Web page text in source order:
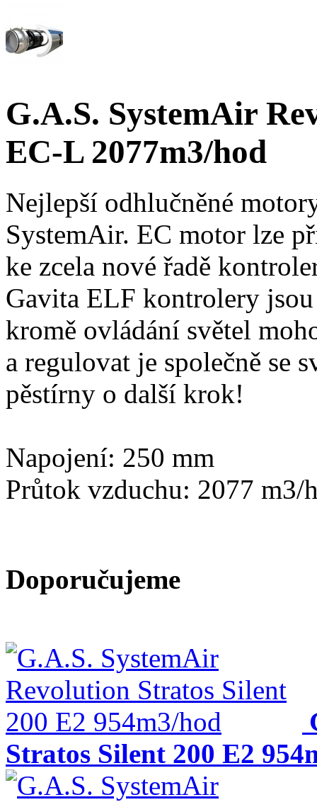
G.A.S. SystemAir
EC-L 2077m3/hod
Nejlepší odhlučněné
SystemAir. EC motor lze
ke zcela nové řadě
Gavita ELF kontrolery
kromě ovládání světel
a regulovat je společně se
pěstírny o další krok!
Napojení: 250 mm
Průtok vzduchu: 2077 m3/
Doporučujeme
Stratos Silent 200 E2